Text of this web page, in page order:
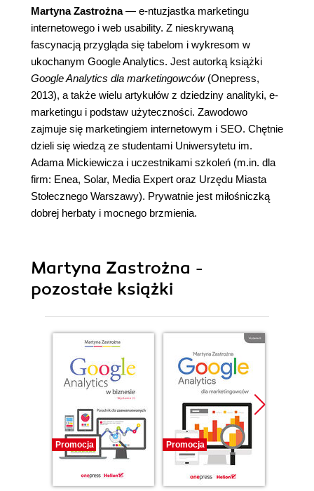
Martyna Zastrożna— e-ntuzjastka marketingu
internetowego i web usability. Z nieskrywaną
fascynacją przygląda się tabelom i wykresom w
ukochanym Google Analytics. Jest autorką książki
Google Analytics dla marketingowców(Onepress,
2013), a także wielu artykułów z dziedziny analityki, e-
marketingu i podstaw użyteczności. Zawodowo
zajmuje się marketingiem internetowym i SEO. Chętnie
dzieli się wiedzą ze studentami Uniwersytetu im.
Adama Mickiewicza i uczestnikami szkoleń (m.in. dla
firm: Enea, Solar, Media Expert oraz Urzędu Miasta
Stołecznego Warszawy). Prywatnie jest miłośniczką
dobrej herbaty i mocnego brzmienia.
Martyna Zastrożna -
pozostałe książki
Promocja Promocja